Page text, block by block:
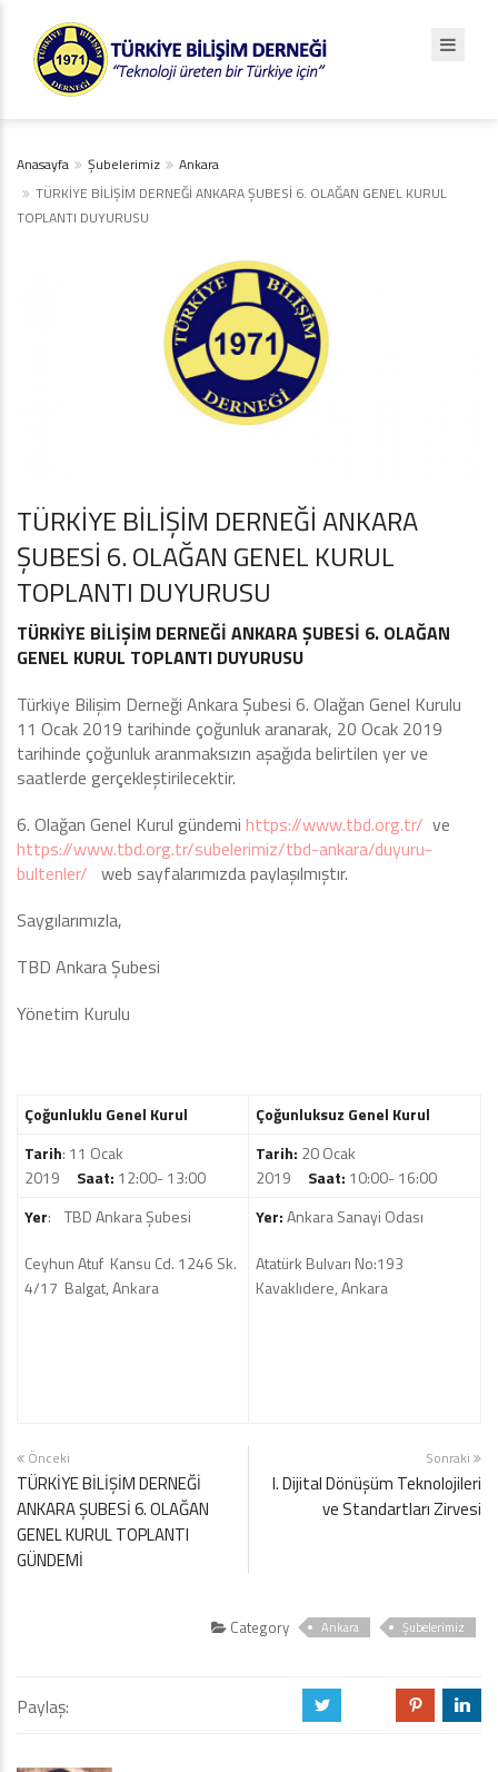
Anasayfa Şubelerimiz
Ankara
TÜRKİYE BİLİŞİM DERNEĞİ ANKARA ŞUBESİ 6. OLAĞAN GENEL KURUL
TOPLANTI DUYURUSU
TÜRKİYE BİLİŞİM DERNEĞİ ANKARA
ŞUBESİ 6. OLAĞAN GENEL KURUL
TOPLANTI DUYURUSU
TÜRKİYE BİLİŞİM DERNEĞİ ANKARA ŞUBESİ 6. OLAĞAN
GENEL KURUL TOPLANTI DUYURUSU
Türkiye Bilişim Derneği Ankara Şubesi 6. Olağan Genel Kurulu
11 Ocak 2019 tarihinde çoğunluk aranarak, 20 Ocak 2019
tarihinde çoğunluk aranmaksızın aşağıda belirtilen yer ve
saatlerde gerçekleştirilecektir.
6. Olağan Genel Kurul gündemi https://www.tbd.org.tr/ ve
https://www.tbd.org.tr/subelerimiz/tbd-ankara/duyuru-
bultenler/ web sayfalarımızda paylaşılmıştır.
Saygılarımızla,
TBD Ankara Şubesi
Yönetim Kurulu
Çoğunluklu Genel Kurul
Çoğunluksuz Genel Kurul
Tarih: 11 Ocak
2019 Saat: 12:00- 13:00
Tarih: 20 Ocak
2019 Saat: 10:00- 16:00
Yer: TBD Ankara Şubesi
Ceyhun Atuf Kansu Cd. 1246 Sk.
4/17 Balgat, Ankara
Yer:Ankara Sanayi Odası
Atatürk Bulvarı No:193
Kavaklıdere, Ankara
Önceki
TÜRKİYE BİLİŞİM DERNEĞİ
ANKARA ŞUBESİ 6. OLAĞAN
GENEL KURUL TOPLANTI
GÜNDEMİ
Sonraki
I. Dijital Dönüşüm Teknolojileri
ve Standartları Zirvesi
Category Ankara Şubelerimiz
Paylaş: a d j